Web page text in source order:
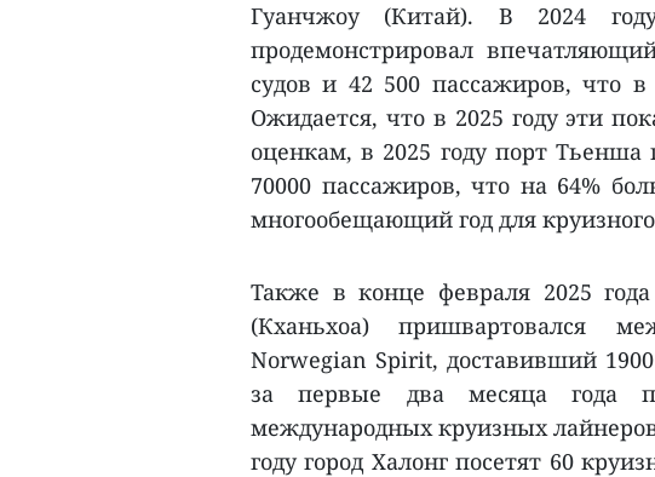
Гуанчжоу (Китай). В 2024
продемонстрировал
судов и 42 500 пассажиров, что
Ожидается, что в 2025 году эти
оценкам, в 2025 году порт
70000 пассажиров, что на 64%
многообещающий год для
Также в конце февраля 2025
(Кханьхоа) пришвартовался
Norwegian Spirit, доставивший
за первые два месяца года
международных круизных
году город Халонг посетят 60